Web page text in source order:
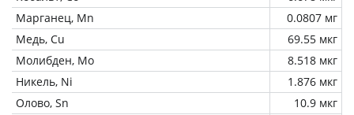
Марганец, Mn
0.0807 мг
Медь, Cu
69.55 мкг
Молибден, Mo
8.518 мкг
Никель, Ni
1.876 мкг
Олово, Sn
10.9 мкг